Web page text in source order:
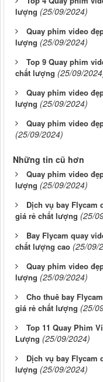
lượng (25/09/2024)
Quay phim video
lượng (25/09/2024)
Top 9 Quay phim
chất lượng (25/09/
Quay phim video
lượng (25/09/2024)
Quay phim video
(25/09/2024)
Những tin cũ hơn
Quay phim video
lượng (25/09/2024)
Dịch vụ bay Flycam
giá rẻ chất lượng (25/
Bay Flycam quay
chất lượng cao (25/09/
Quay phim video
lượng (25/09/2024)
Cho thuê bay
giá rẻ chất lượng (25/
Top 11 Quay Phim
Lượng (25/09/2024)
Dịch vụ bay Flycam
lượng (25/09/2024)